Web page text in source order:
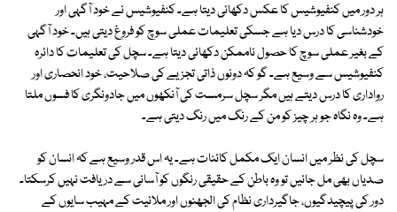
ہر دور میں کنفیوشیس کا عکس دکھائی دیتا ہے۔ کنفیوشیس نے خود آگہی اور
خودشناسی کا درس دیا ہے جسکی تعلیمات عملی سوچ کو فروغ دیتی ہیں۔ خود آگہی
کے بغیر عملی سوچ کا حصول ناممکن دکھائی دیتا ہے۔ سچل کی تعلیمات کا دائرہ
کنفیوشیس سے وسیع ہے۔ گو کہ دونوں ذاتی تجزیے کی صلاحیت، خود انحصاری اور
رواداری کا درس دیتے ہیں مگر سچل سرمست کی آنکھوں میں جادونگری کا فسوں ملتا
ہے۔ وہ نگاہ جو ہر چیز کو من کے رنگ میں رنگ دیتی ہے۔
سچل کی نظر میں انسان ایک مکمل کائنات ہے۔ یہ اس قدر وسیع ہے کہ انسان کو
صدیاں بھی مل جائیں تو وہ باطن کے حقیقی رنگوں کو آسانی سے دریافت نہیں کرسکتا۔
دور کی پیچیدگیوں، جاگیرداری نظام کی الجھنوں اور ملائیت کے مہیب سایوں کے